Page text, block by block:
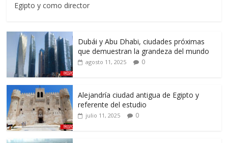
Egipto y como director
Dubái y Abu Dhabi, ciudades próximas
que demuestran la grandeza del mundo
agosto 11, 2025 0
Alejandría ciudad antigua de Egipto y
referente del estudio
julio 11, 2025 0